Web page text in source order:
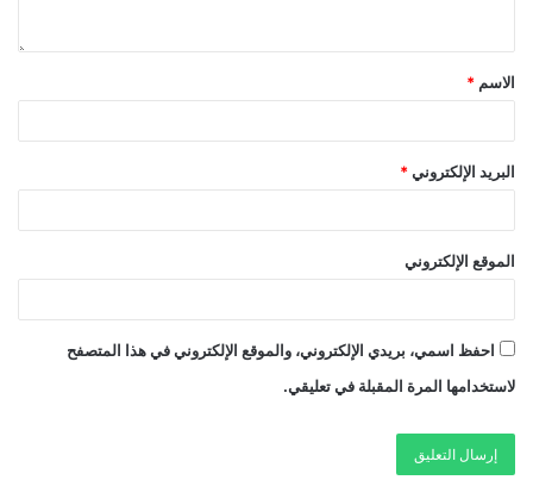
الاسم *
البريد الإلكتروني *
الموقع الإلكتروني
احفظ اسمي، بريدي الإلكتروني، والموقع الإلكتروني في هذا المتصفح
لاستخدامها المرة المقبلة في تعليقي.